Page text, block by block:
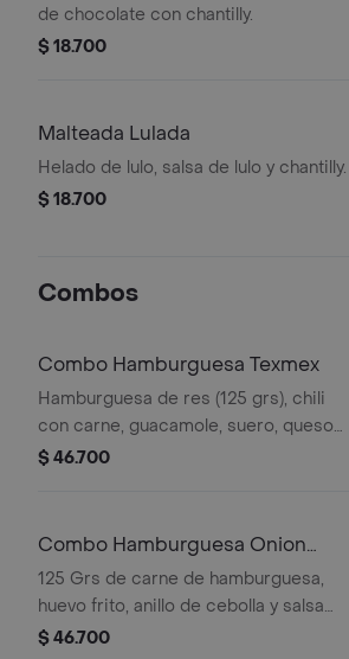
de chocolate con chantilly.
$ 18.700
Malteada Lulada
Helado de lulo, salsa de lulo y chantilly.
$ 18.700
Combos
Combo Hamburguesa Texmex
Hamburguesa de res (125 grs), chili
con carne, guacamole, suero, queso
fundido y tortillas fritas + papa pellejo
$ 46.700
Combo Hamburguesa Onion
beef
125 Grs de carne de hamburguesa,
huevo frito, anillo de cebolla y salsa
bbq + papa pellejo + bebida
$ 46.700